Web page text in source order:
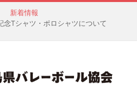
新着情報
念Tシャツ・ポロシャツについて